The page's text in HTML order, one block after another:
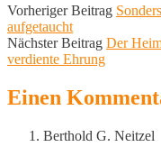
Vorheriger Beitrag
aufgetaucht
Nächster Beitrag Der
verdiente Ehrung
Einen
Berthold G. Neitzel